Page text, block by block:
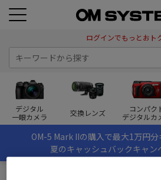
ログインでもっとおト
デジタル
一眼カメラ
交換レンズ
コンパク
デジタルカ
OM-5 Mark IIの購入で最大1万円分
夏のキャッシュバックキャン